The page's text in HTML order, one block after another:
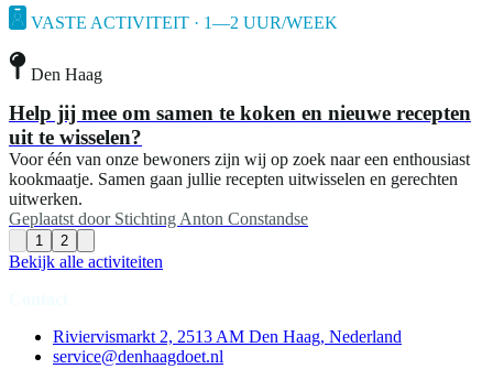
VASTE ACTIVITEIT · 1—2 UUR/WEEK
Den Haag
Help jij mee om samen te koken en nieuwe recepten
uit te wisselen?
Voor één van onze bewoners zijn wij op zoek naar een enthousiast
kookmaatje. Samen gaan jullie recepten uitwisselen en gerechten
uitwerken.
Geplaatst door Stichting Anton Constandse
1 2
Bekijk alle activiteiten
Riviervismarkt 2, 2513 AM Den Haag, Nederland
service@denhaagdoet.nl